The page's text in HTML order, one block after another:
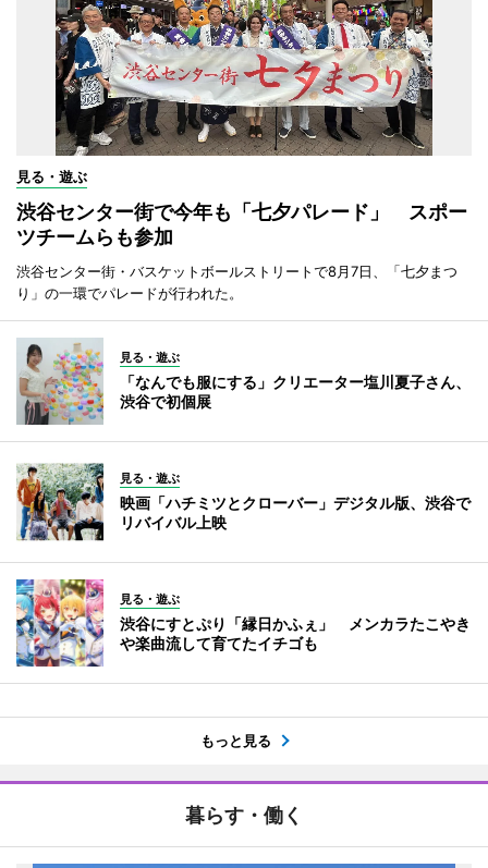
見る・遊ぶ
渋谷センター街で今年も「七夕パレード」 スポー
ツチームらも参加
渋谷センター街・バスケットボールストリートで8月7日、「七夕まつ
り」の一環でパレードが行われた。
見る・遊ぶ
「なんでも服にする」クリエーター塩川夏子さん、
渋谷で初個展
見る・遊ぶ
映画「ハチミツとクローバー」デジタル版、渋谷で
リバイバル上映
見る・遊ぶ
渋谷にすとぷり「縁日かふぇ」 メンカラたこやき
や楽曲流して育てたイチゴも
もっと見る
暮らす・働く